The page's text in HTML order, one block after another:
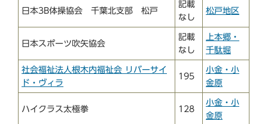
日本3B体操協会 千葉北支部 松戸
記載
なし
松戸地区
日本スポーツ吹矢協会
記載
なし
上本郷・
千駄堀
社会福祉法人根木内福祉会 リバーサイ
ド・ヴィラ
195
小金・小
金原
ハイクラス太極拳 128
小金・小
金原